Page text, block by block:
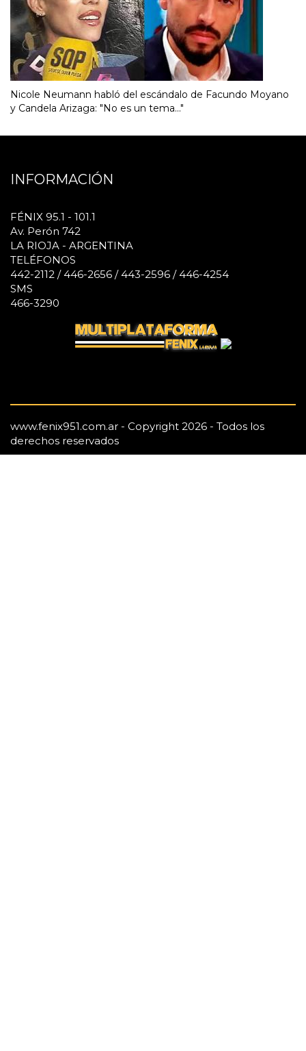
Nicole Neumann habló del escándalo de Facundo Moyano
y Candela Arizaga: "No es un tema..."
INFORMACIÓN
FÉNIX 95.1 - 101.1
Av. Perón 742
LA RIOJA - ARGENTINA
TELÉFONOS
442-2112 / 446-2656 / 443-2596 / 446-4254
SMS
466-3290
www.fenix951.com.ar - Copyright 2026 - Todos los
derechos reservados